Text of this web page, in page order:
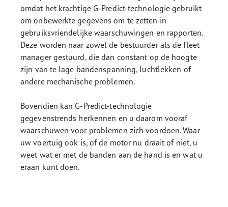
omdat het krachtige G-Predict-technologie gebruikt
om onbewerkte gegevens om te zetten in
gebruiksvriendelijke waarschuwingen en rapporten.
Deze worden naar zowel de bestuurder als de fleet
manager gestuurd, die dan constant op de hoogte
zijn van te lage bandenspanning, luchtlekken of
andere mechanische problemen.
Bovendien kan G-Predict-technologie
gegevenstrends herkennen en u daarom vooraf
waarschuwen voor problemen zich voordoen. Waar
uw voertuig ook is, of de motor nu draait of niet, u
weet wat er met de banden aan de hand is en wat u
eraan kunt doen.